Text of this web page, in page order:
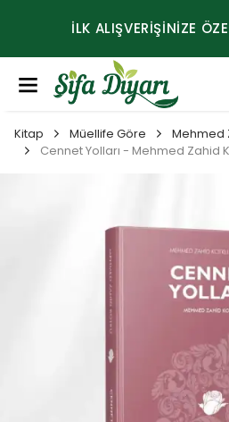
İLK ALIŞVERİŞİNİZE
Kitap Müellife Göre
Mehmed
Cennet Yolları - Mehmed Zahid